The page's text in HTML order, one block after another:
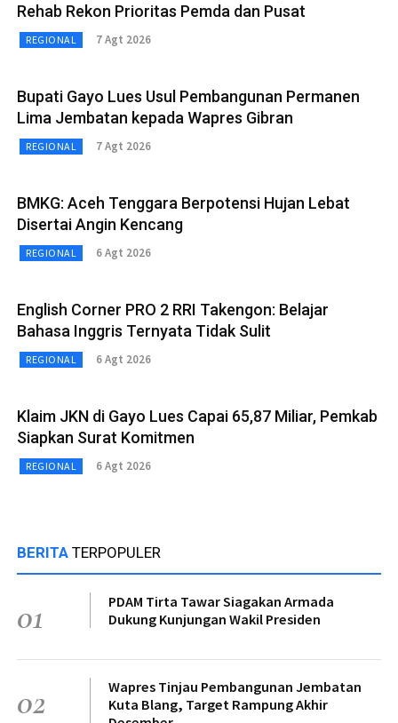
Rehab Rekon Prioritas Pemda dan Pusat
REGIONAL 7 Agt 2026
Bupati Gayo Lues Usul Pembangunan Permanen
Lima Jembatan kepada Wapres Gibran
REGIONAL 7 Agt 2026
BMKG: Aceh Tenggara Berpotensi Hujan Lebat
Disertai Angin Kencang
REGIONAL 6 Agt 2026
English Corner PRO 2 RRI Takengon: Belajar
Bahasa Inggris Ternyata Tidak Sulit
REGIONAL 6 Agt 2026
Klaim JKN di Gayo Lues Capai 65,87 Miliar, Pemkab
Siapkan Surat Komitmen
REGIONAL 6 Agt 2026
BERITA TERPOPULER
01
PDAM Tirta Tawar Siagakan Armada
Dukung Kunjungan Wakil Presiden
02
Wapres Tinjau Pembangunan Jembatan
Kuta Blang, Target Rampung Akhir